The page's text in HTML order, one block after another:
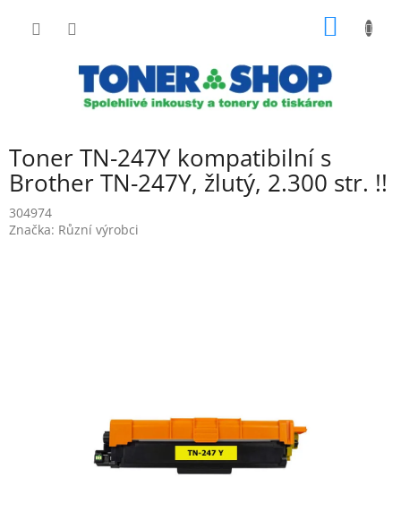
Toner TN-247Y kompatibilní s
Brother TN-247Y, žlutý, 2.300 str. !!
304974
Značka: Různí výrobci